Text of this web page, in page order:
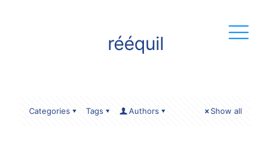
rééquil
Categories Tags Authors Show all